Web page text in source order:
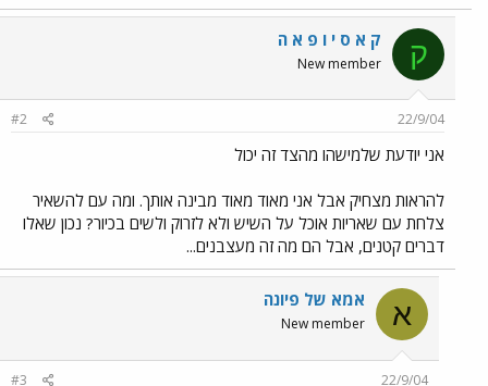
ק ק א ס י ו פ א ה
New member
22/9/04
#2
אני יודעת שלמישהו מהצד זה יכול
להראות מצחיק אבל אני מאוד מאוד מבינה אותך. ומה עם להשאיר
צלחת עם שאריות אוכל על השיש ולא לזרוק ולשים בכיור? נכון שאלו
דברים קטנים, אבל הם מה זה מעצבנים...
א אמא של פיונה
New member
22/9/04
#3